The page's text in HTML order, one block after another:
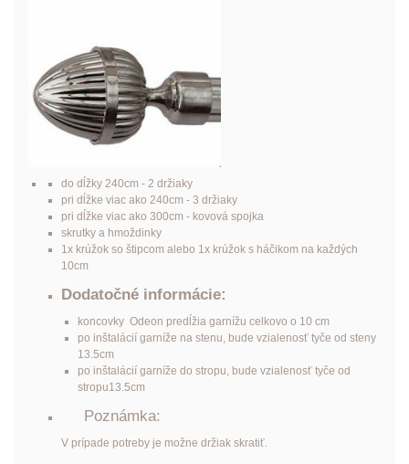
do dĺžky 240cm - 2 držiaky
pri dĺžke viac ako 240cm - 3 držiaky
pri dĺžke viac ako 300cm - kovová spojka
skrutky a hmoždinky
1x krúžok so štipcom alebo 1x krúžok s háčikom na každých
10cm
Dodatočné informácie:
koncovky Odeon predĺžia garnížu celkovo o 10 cm
po inštalácií garníže na stenu, bude vzialenosť tyče od steny
13.5cm
po inštalácií garníže do stropu, bude vzialenosť tyče od
stropu13.5cm
Poznámka:
V prípade potreby je možne držiak skratiť.